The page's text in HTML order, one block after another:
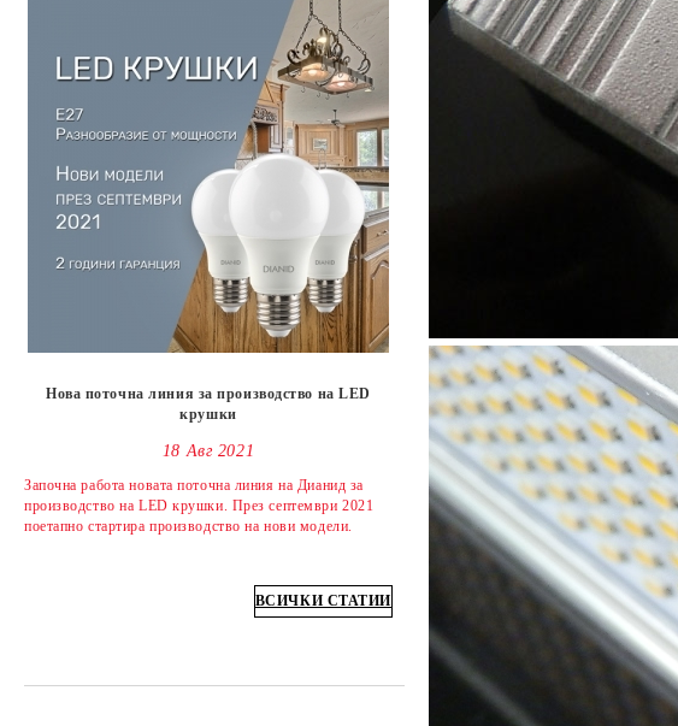
Нова поточна линия за производство на LED
крушки
18 Авг 2021
Започна работа новата поточна линия на Дианид за
производство на LED крушки. През септември 2021
поетапно стартира производство на нови модели.
ВСИЧКИ СТАТИИ